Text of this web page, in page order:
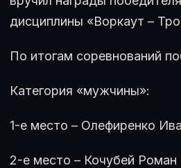
дисциплины «Воркаут –
По итогам соревнований
Категория «мужчины»:
1-е место – Олефиренко
2-е место – Кочубей